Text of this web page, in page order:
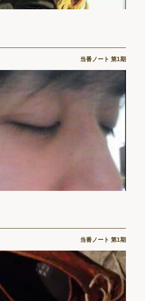
当番ノート 第1期
当番ノート 第1期